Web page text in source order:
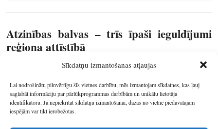
Sīkdatņu izmantošanas atļaujas
Lai nodrošinātu pilnvērtīgu šīs vietnes darbību, mēs izmantojam sīkdatnes, kas ļauj
saglabāt informāciju par pārlūkprogrammas darbībām un unikālu lietotāja
identifikatoru. Ja nepiekrītat sīkdatņu izmantošanai, dažas no vietnē piedāvātajām
iespējām var tikt ierobežotas.
Atzinības balvas – trīs īpaši ieguldījumi
reģiona attīstībā
RSEZ “MAGISTR-FISKEVEGN
GROUP.MFG.”
“MAGISTR-FISKEVEGN GROUP.MFG” SIA ir Rēzeknes
speciālās ekonomiskās zonas uzņēmums, kas specializējas